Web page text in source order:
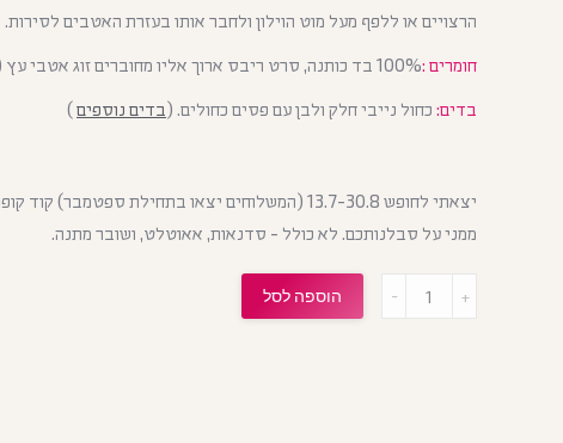
הרצויים או ללפף מעל מוט הוילון ולחבר אותו בעזרת האטבים לסירות.
חומרים :100% בד כותנה, סרט ריבס ארוך אליו מחוברים זוג אטבי עץ (1.5 מטר ).
בדים: כחול נייבי חלק ולבן עם פסים כחולים. (בדים נוספים)
ממני על סבלנותכם. לא כולל - סדנאות, אאוטלט, ושובר מתנה.
הוספה לסל